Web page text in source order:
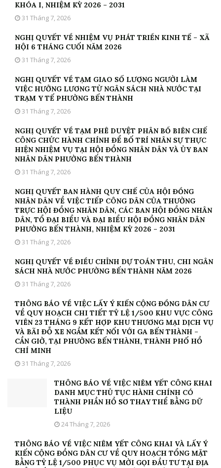
KHÓA I, NHIỆM KỲ 2026 – 2031
31 Tháng 7, 2026
NGHỊ QUYẾT VỀ NHIỆM VỤ PHÁT TRIỂN KINH TẾ – XÃ
HỘI 6 THÁNG CUỐI NĂM 2026
31 Tháng 7, 2026
NGHỊ QUYẾT VỀ TẠM GIAO SỐ LƯỢNG NGƯỜI LÀM
VIỆC HƯỞNG LƯƠNG TỪ NGÂN SÁCH NHÀ NƯỚC TẠI
TRẠM Y TẾ PHƯỜNG BẾN THÀNH
31 Tháng 7, 2026
NGHỊ QUYẾT VỀ TẠM PHÊ DUYỆT PHÂN BỔ BIÊN CHẾ
CÔNG CHỨC HÀNH CHÍNH ĐỂ BỐ TRÍ NHÂN SỰ THỰC
HIỆN NHIỆM VỤ TẠI HỘI ĐỒNG NHÂN DÂN VÀ ỦY BAN
NHÂN DÂN PHƯỜNG BẾN THÀNH
31 Tháng 7, 2026
NGHỊ QUYẾT BAN HÀNH QUY CHẾ CỦA HỘI ĐỒNG
NHÂN DÂN VỀ VIỆC TIẾP CÔNG DÂN CỦA THƯỜNG
TRỰC HỘI ĐỒNG NHÂN DÂN, CÁC BAN HỘI ĐỒNG NHÂN
DÂN, TỔ ĐẠI BIỂU VÀ ĐẠI BIỂU HỘI ĐỒNG NHÂN DÂN
PHƯỜNG BẾN THÀNH, NHIỆM KỲ 2026 – 2031
31 Tháng 7, 2026
NGHỊ QUYẾT VỀ ĐIỀU CHỈNH DỰ TOÁN THU, CHI NGÂN
SÁCH NHÀ NƯỚC PHƯỜNG BẾN THÀNH NĂM 2026
31 Tháng 7, 2026
THÔNG BÁO VỀ VIỆC LẤY Ý KIẾN CỘNG ĐỒNG DÂN CƯ
VỀ QUY HOẠCH CHI TIẾT TỶ LỆ 1/500 KHU VỰC CÔNG
VIÊN 23 THÁNG 9 KẾT HỢP KHU THƯƠNG MẠI DỊCH VỤ
VÀ BÃI ĐỖ XE NGẦM KẾT NỐI VỚI GA BẾN THÀNH –
CẦN GIỜ, TẠI PHƯỜNG BẾN THÀNH, THÀNH PHỐ HỒ
CHÍ MINH
31 Tháng 7, 2026
THÔNG BÁO VỀ VIỆC NIÊM YẾT CÔNG KHAI
DANH MỤC THỦ TỤC HÀNH CHÍNH CÓ
THÀNH PHẦN HỒ SƠ THAY THỂ BẰNG DỮ
LIỆU
24 Tháng 7, 2026
THÔNG BÁO VỀ VIỆC NIÊM YẾT CÔNG KHAI VÀ LẤY Ý
KIẾN CỘNG ĐỒNG DÂN CƯ VỀ QUY HOẠCH TỔNG MẶT
BẰNG TỶ LỆ 1/500 PHỤC VỤ MỜI GỌI ĐẦU TƯ TẠI ĐỊA